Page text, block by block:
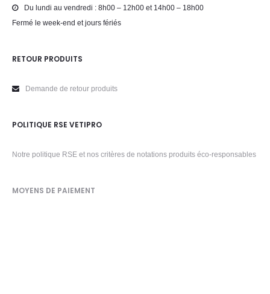
Du lundi au vendredi : 8h00 – 12h00 et 14h00 – 18h00
Fermé le week-end et jours fériés
RETOUR PRODUITS
Demande de retour produits
POLITIQUE RSE VETIPRO
Notre politique RSE et nos critères de notations produits éco-responsables
MOYENS DE PAIEMENT